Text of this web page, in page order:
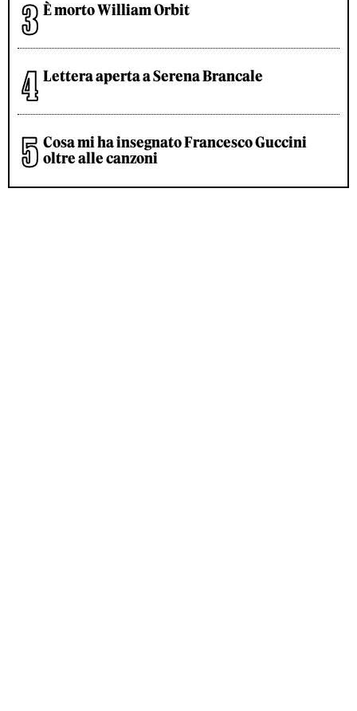
È morto William Orbit
Lettera aperta a Serena Brancale
Cosa mi ha insegnato Francesco Guccini
oltre alle canzoni